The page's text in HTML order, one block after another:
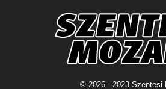
© 2026 - 2023 Szentesi